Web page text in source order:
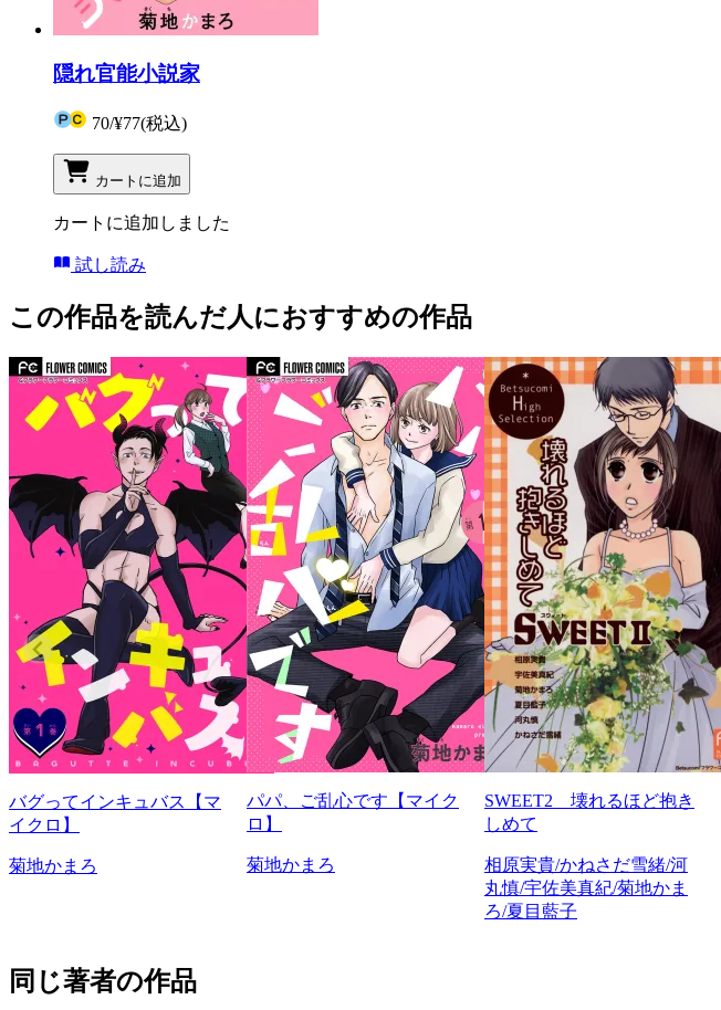
隠れ官能小説家
70/¥77(税込)
カートに追加
カートに追加しました
試し読み
この作品を読んだ人におすすめの作品
バグってインキュバス【マ
イクロ】
菊地かまろ
パパ、ご乱心です【マイク
ロ】
菊地かまろ
SWEET2 壊れるほど抱き
しめて
相原実貴/かねさだ雪緒/河
丸慎/宇佐美真紀/菊地かま
ろ/夏目藍子
同じ著者の作品